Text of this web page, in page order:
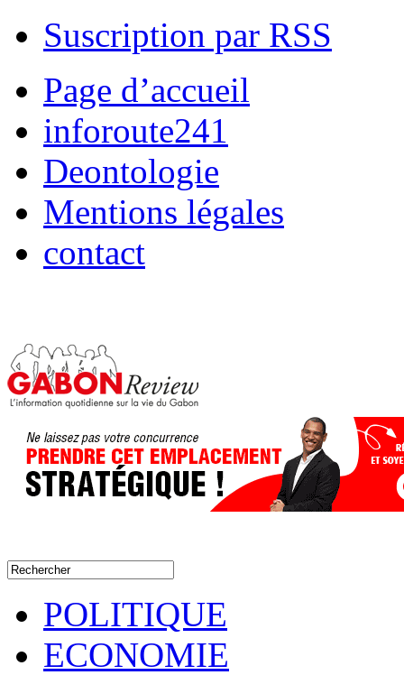
Suscription par RSS
Page d’accueil
inforoute241
Deontologie
Mentions légales
contact
POLITIQUE
ECONOMIE